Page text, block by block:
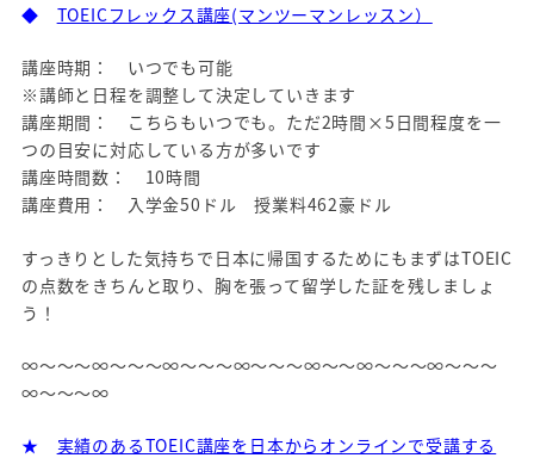
◆ TOEICフレックス講座(マンツーマンレッスン）
講座時期： いつでも可能
※講師と日程を調整して決定していきます
講座期間： こちらもいつでも。ただ2時間×5日間程度を一
つの目安に対応している方が多いです
講座時間数： 10時間
講座費用： 入学金50ドル 授業料462豪ドル
すっきりとした気持ちで日本に帰国するためにもまずはTOEIC
の点数をきちんと取り、胸を張って留学した証を残しましょ
う！
∞～～～∞～～～∞～～～∞～～～∞～～∞～～～∞～～～
∞～～～∞
★ 実績のあるTOEIC講座を日本からオンラインで受講する